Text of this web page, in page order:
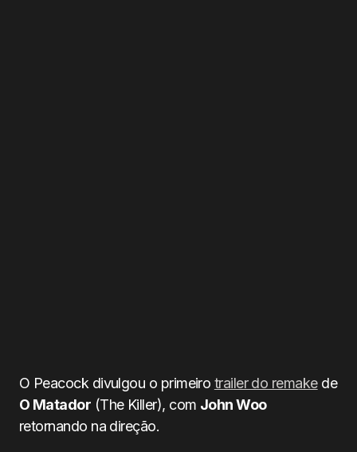
O Peacock divulgou o primeiro trailer do remakede
O Matador (The Killer), com John Woo
retornando na direção.